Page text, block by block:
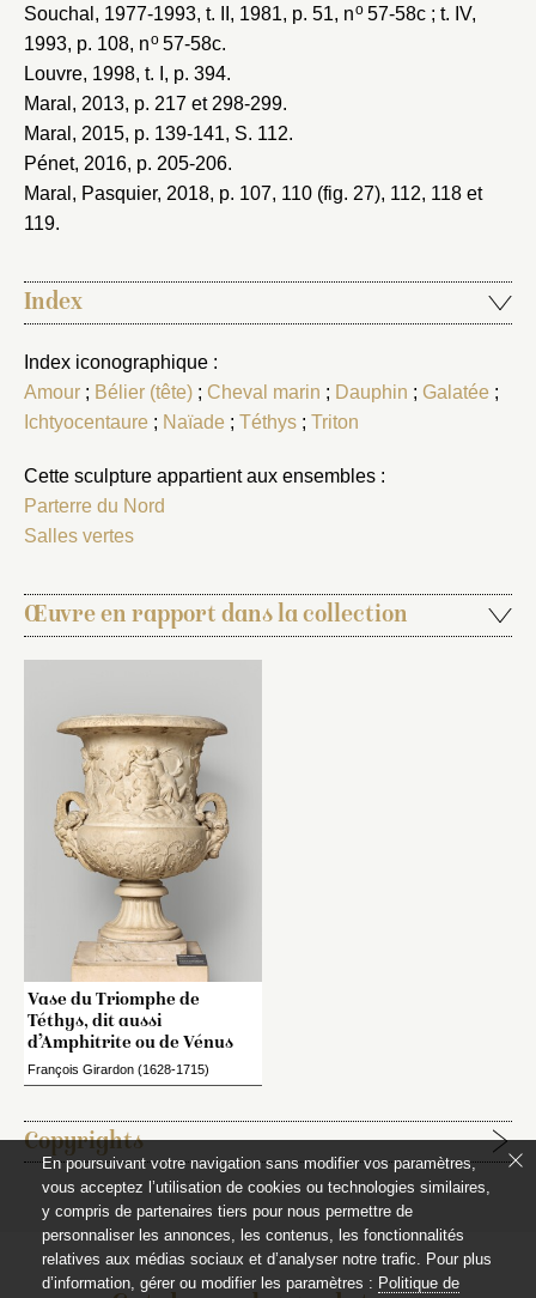
Souchal, 1977-1993, t. II, 1981, p. 51, no57-58c ; t. IV,
1993, p. 108, no57-58c.
Louvre, 1998, t. I, p. 394.
Maral, 2013, p. 217 et 298-299.
Maral, 2015, p. 139-141, S. 112.
Pénet, 2016, p. 205-206.
Maral, Pasquier, 2018, p. 107, 110 (fig. 27), 112, 118 et
119.
Index
Index iconographique :
Amour ; Bélier (tête) ; Cheval marin ; Dauphin ; Galatée ;
Ichtyocentaure ; Naïade ; Téthys ; Triton
Cette sculpture appartient aux ensembles :
Parterre du Nord
Salles vertes
Œuvre en rapport dans la collection
Vase du Triomphe de
Téthys, dit aussi
d’Amphitrite ou de Vénus
François Girardon (1628-1715)
Copyrights
Étapes de publication :
2021-07-21, publication initiale de la notice rédigée par
Alexandre Maral et Cyril Pasquier
En poursuivant votre navigation sans modifier vos paramètres,
vous acceptez l’utilisation de cookies ou technologies similaires,
y compris de partenaires tiers pour nous permettre de
personnaliser les annonces, les contenus, les fonctionnalités
relatives aux médias sociaux et d’analyser notre trafic. Pour plus
d’information, gérer ou modifier les paramètres : Politique de